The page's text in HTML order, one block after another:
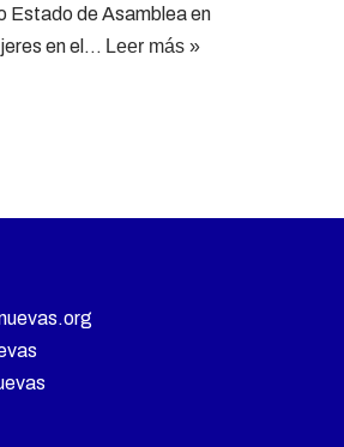
Estado de Asamblea en
en el… Leer más »